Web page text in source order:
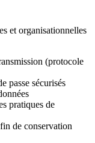
et organisationnelles
(protocole
passe sécurisés
pratiques de
de conservation